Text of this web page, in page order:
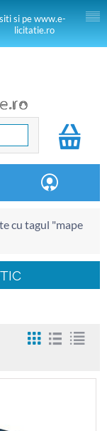
si pe www.e-
licitatie.ro
cu tagul "mape